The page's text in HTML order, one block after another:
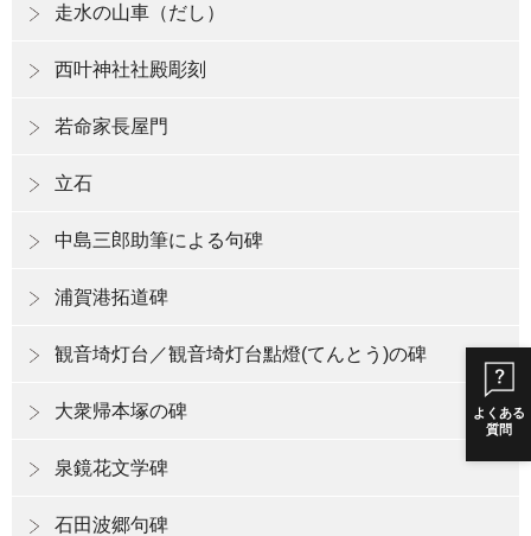
よくある
質問
走水の山車（だし）
西叶神社社殿彫刻
若命家長屋門
立石
中島三郎助筆による句碑
浦賀港拓道碑
観音埼灯台／観音埼灯台點燈(てんとう)の碑
大衆帰本塚の碑
泉鏡花文学碑
石田波郷句碑